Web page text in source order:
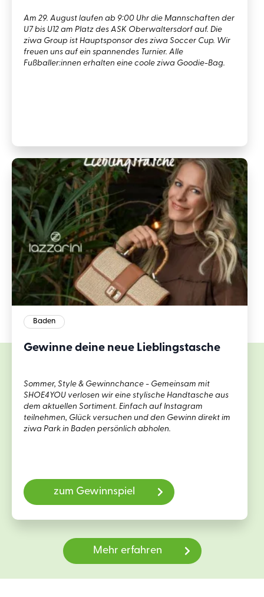
Am 29. August laufen ab 9:00 Uhr die Mannschaften der
U7 bis U12 am Platz des ASK Oberwaltersdorf auf. Die
ziwa Group ist Hauptsponsor des ziwa Soccer Cup. Wir
freuen uns auf ein spannendes Turnier. Alle
Fußballer:innen erhalten eine coole ziwa Goodie-Bag.
Baden
Gewinne deine neue Lieblingstasche
Sommer, Style & Gewinnchance - Gemeinsam mit
SHOE4YOU verlosen wir eine stylische Handtasche aus
dem aktuellen Sortiment. Einfach auf Instagram
teilnehmen, Glück versuchen und den Gewinn direkt im
ziwa Park in Baden persönlich abholen.
zum Gewinnspiel
Mehr erfahren